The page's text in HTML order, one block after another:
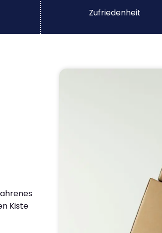
Zufriedenheit
Kiste